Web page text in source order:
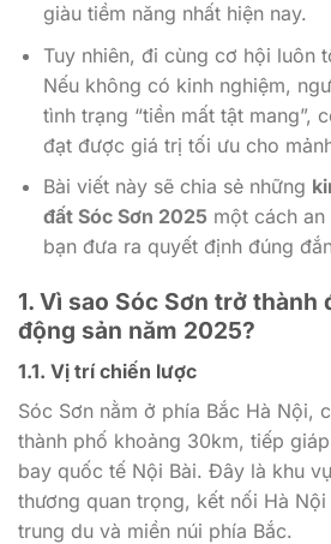
giàu tiềm năng nhất hiện nay.
Tuy nhiên, đi cùng cơ hội luôn
Nếu không có kinh nghiệm,
tình trạng “tiền mất tật mang”,
đạt được giá trị tối ưu cho
Bài viết này sẽ chia sẻ những
đất Sóc Sơn 2025 một cách
bạn đưa ra quyết định đúng
1. Vì sao Sóc Sơn trở thành
động sản năm 2025?
1.1. Vị trí chiến lược
Sóc Sơn nằm ở phía Bắc Hà Nội,
thành phố khoảng 30km, tiếp
bay quốc tế Nội Bài. Đây là khu
thương quan trọng, kết nối Hà
trung du và miền núi phía Bắc.